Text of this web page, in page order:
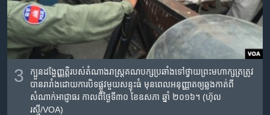
3
ក្បួនដង្ហែញ្ញតិ្ត​របស់​តំណាងរាស្រ្ត​គណបក្ស​ប្រឆាំង​ទៅ​ថ្វាយ​​ព្រះមហាក្សត្រ​​ត្រូវ​
បាន​រារាំង​ដោយ​ការ​បិទផ្លូវ​​មួយ​សន្ទុះ​ធំ​ មុនពេលអនុញ្ញាត​ឲ្យ​ឆ្លង​កាត់​ពី​
សំណាក់​អាជ្ញាធរ កាល​ពី​ថ្ងៃ​ទី៣០ ខែ​ឧសភា ឆ្នាំ​ ២០១៦។ (ហ៊ុល
រស្មី/VOA)